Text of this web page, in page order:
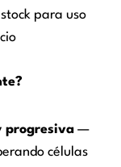
para uso
progresiva —
células